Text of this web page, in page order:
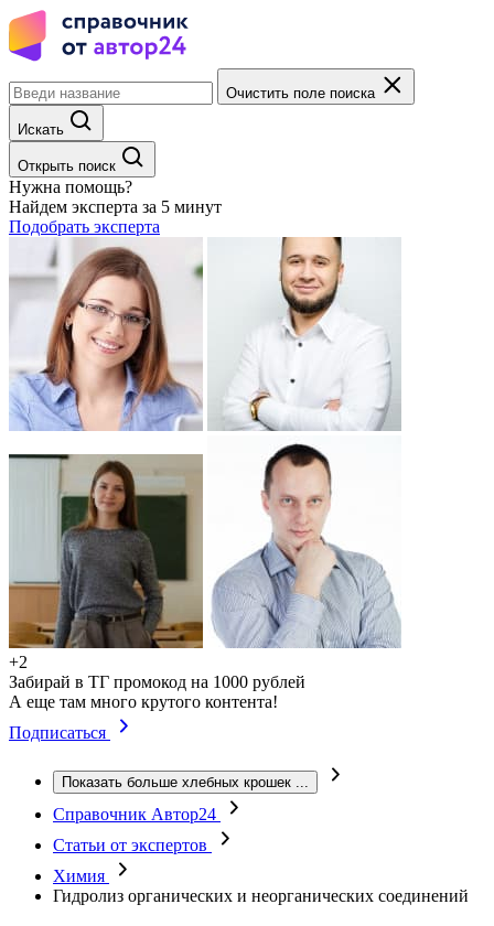
Очистить поле поиска
Искать
Открыть поиск
Нужна помощь?
Найдем эксперта за 5 минут
Подобрать эксперта
+2
Забирай в ТГ промокод на 1000 рублей
А еще там много крутого контента!
Подписаться
Показать больше хлебных крошек ...
Справочник Автор24
Статьи от экспертов
Химия
Гидролиз органических и неорганических соединений